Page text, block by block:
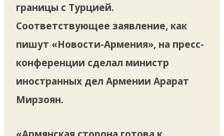
границы с Турцией.
Соответствующее заявление, как
пишут «Новости-Армения», на пресс-
конференции сделал министр
иностранных дел Армении Арарат
Мирзоян.